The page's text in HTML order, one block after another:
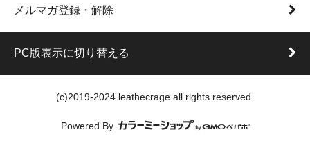
メルマガ登録・解除
PC版表示に切り替える
(c)2019-2024 leathecrage all rights reserved.
Powered By